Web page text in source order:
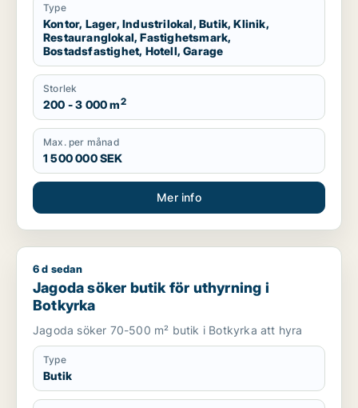
Type
Kontor, Lager, Industrilokal, Butik, Klinik,
Restauranglokal, Fastighetsmark,
Bostadsfastighet, Hotell, Garage
Storlek
200 - 3 000 m2
Max. per månad
1 500 000 SEK
Mer info
Jagoda söker butik för uthyrning i Botkyrka
6 d sedan
Jagoda söker butik för uthyrning i
Botkyrka
Jagoda söker 70-500 m² butik i Botkyrka att hyra
Type
Butik